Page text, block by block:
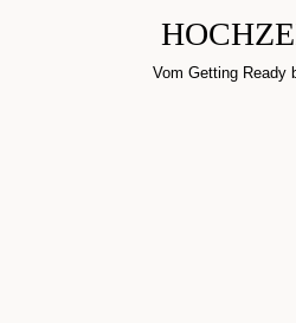
Vom Getting Ready